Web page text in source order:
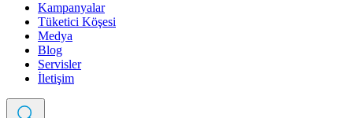
Kampanyalar
Tüketici Köşesi
Medya
Blog
Servisler
İletişim